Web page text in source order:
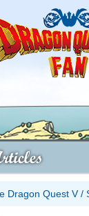
Dragon Quest V /